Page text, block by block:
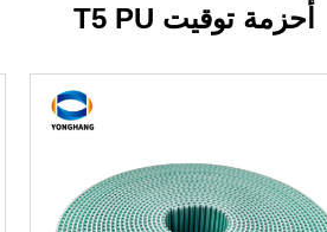
أحزمة توقيت T5 PU